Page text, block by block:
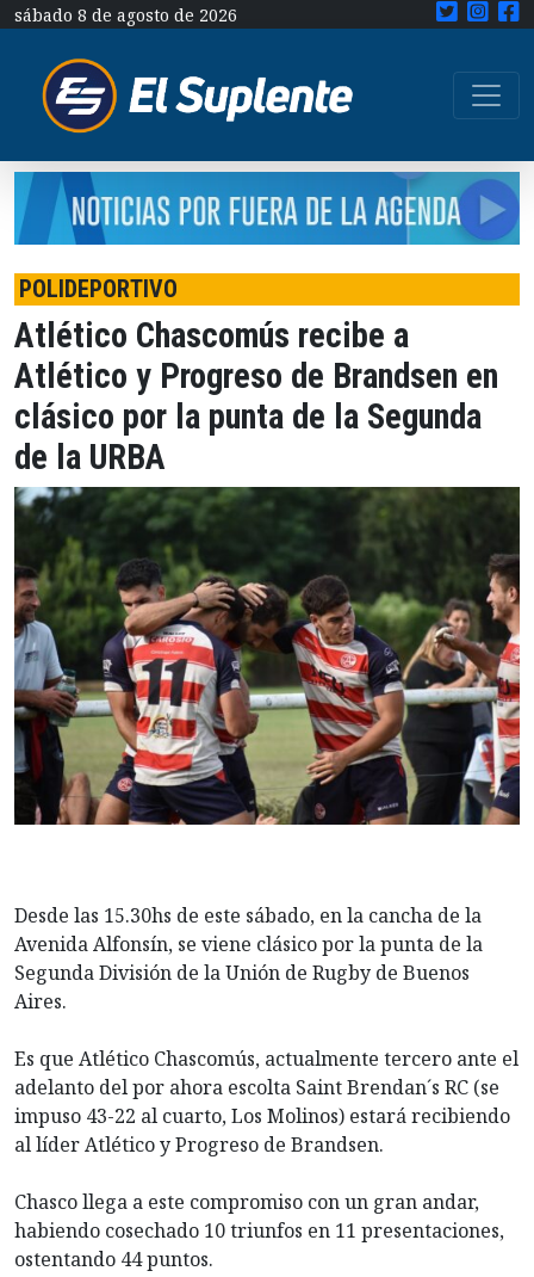
sábado 8 de agosto de 2026
POLIDEPORTIVO
Atlético Chascomús recibe a
Atlético y Progreso de Brandsen en
clásico por la punta de la Segunda
de la URBA
Desde las 15.30hs de este sábado, en la cancha de la
Avenida Alfonsín, se viene clásico por la punta de la
Segunda División de la Unión de Rugby de Buenos
Aires.
Es que Atlético Chascomús, actualmente tercero ante el
adelanto del por ahora escolta Saint Brendan´s RC (se
impuso 43-22 al cuarto, Los Molinos) estará recibiendo
al líder Atlético y Progreso de Brandsen.
Chasco llega a este compromiso con un gran andar,
habiendo cosechado 10 triunfos en 11 presentaciones,
ostentando 44 puntos.